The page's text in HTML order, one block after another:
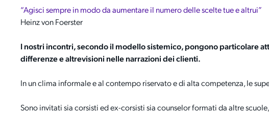
“Agisci sempre in modo da aumentare il numero delle scelte tue e altrui”
Heinz von Foerster
I nostri incontri, secondo il modello sistemico, pongono particolare
differenze e altrevisioni nelle narrazioni dei clienti.
In un clima informale e al contempo riservato e di alta competenza, le
Sono invitati sia corsisti ed ex-corsisti sia counselor formati da altre